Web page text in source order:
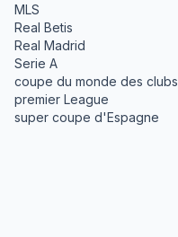
MLS
Real Betis
Real Madrid
Serie A
coupe du monde des clubs
premier League
super coupe d'Espagne